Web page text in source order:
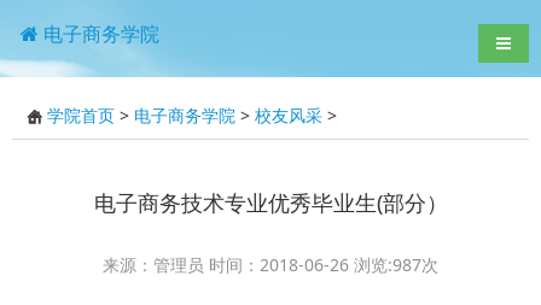
电子商务学院 导航
学院首页 > 电子商务学院 > 校友风采 >
电子商务技术专业优秀毕业生(部分）
来源：管理员 时间：2018-06-26 浏览:987次